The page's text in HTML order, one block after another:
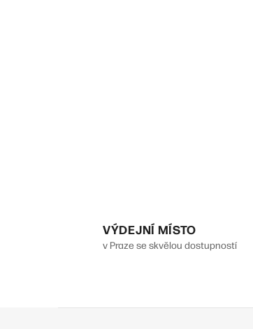
VÝDEJNÍ MÍSTO
v Praze se skvělou dostupností